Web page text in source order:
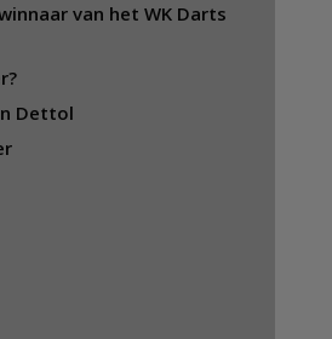
van het WK Darts
Dettol